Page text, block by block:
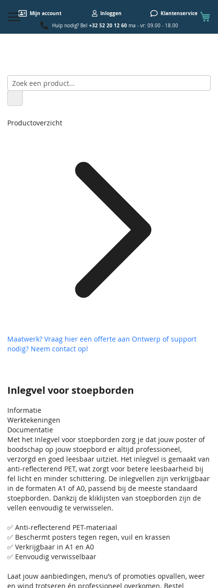
Mijn account Inloggen Klantenservice
Hulp nodig? Bel +32 52 20 12 60ma - vr: 09.00 - 18.00
Inlegvel voor stoepborden
Informatie
Werktekeningen
Documentatie
Met het Inlegvel voor stoepborden zorg je dat jouw poster of
boodschap op jouw stoepbord er altijd professioneel,
verzorgd en goed leesbaar uitziet. Het inlegvel is gemaakt van
anti-reflecterend PET, wat zorgt voor betere leesbaarheid bij
fel licht en minder schittering. De inlegvellen zijn verkrijgbaar
in de formaten A1 of A0, passend bij de meeste standaard
stoepborden. Dankzij de kliklijsten van stoepborden zijn de
vellen eenvoudig te verwisselen.
✅ Anti-reflecterend PET-materiaal
✅ Beschermt posters tegen regen, vuil en krassen
✅ Verkrijgbaar in A1 en A0
✅ Eenvoudig verwisselbaar
Laat jouw aanbiedingen, menu’s of promoties opvallen, weer
en wind trotseren én professioneel overkomen. Bestel
Productoverzicht
Maatwerk? Vraag hier een offerte aan Ontwerp of support
nodig? Neem contact op!